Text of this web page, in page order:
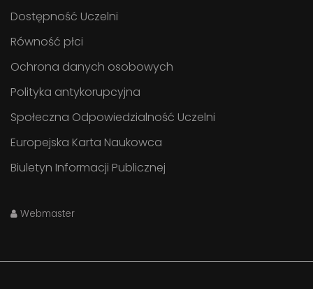
Dostępność Uczelni
Równość płci
Ochrona danych osobowych
Polityka antykorupcyjna
Społeczna Odpowiedzialność Uczelni
Europejska Karta Naukowca
Biuletyn Informacji Publicznej
Webmaster